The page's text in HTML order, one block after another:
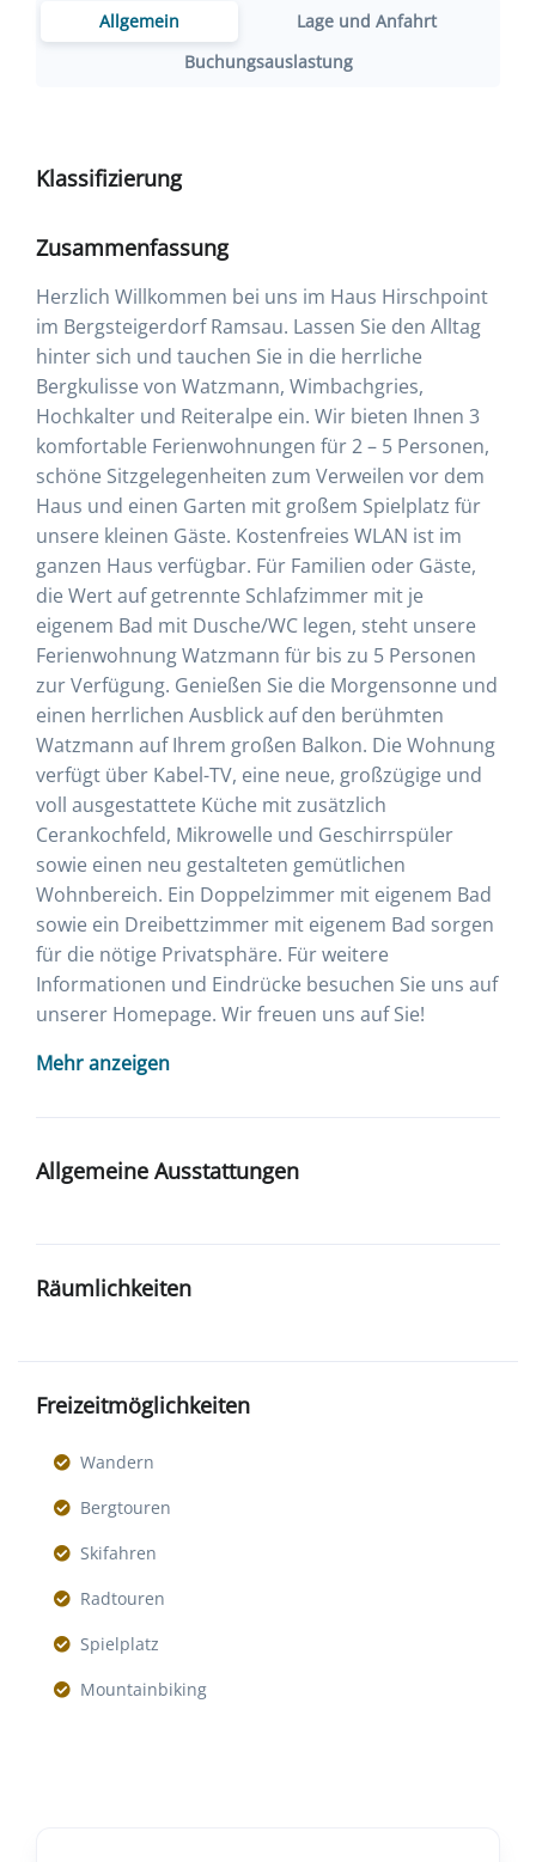
Allgemein
Lage und Anfahrt
Buchungsauslastung
Klassifizierung
Zusammenfassung
Herzlich Willkommen bei uns im Haus Hirschpoint
im Bergsteigerdorf Ramsau. Lassen Sie den Alltag
hinter sich und tauchen Sie in die herrliche
Bergkulisse von Watzmann, Wimbachgries,
Hochkalter und Reiteralpe ein. Wir bieten Ihnen 3
komfortable Ferienwohnungen für 2 – 5 Personen,
schöne Sitzgelegenheiten zum Verweilen vor dem
Haus und einen Garten mit großem Spielplatz für
unsere kleinen Gäste. Kostenfreies WLAN ist im
ganzen Haus verfügbar. Für Familien oder Gäste,
die Wert auf getrennte Schlafzimmer mit je
eigenem Bad mit Dusche/WC legen, steht unsere
Ferienwohnung Watzmann für bis zu 5 Personen
zur Verfügung. Genießen Sie die Morgensonne und
einen herrlichen Ausblick auf den berühmten
Watzmann auf Ihrem großen Balkon. Die Wohnung
verfügt über Kabel-TV, eine neue, großzügige und
voll ausgestattete Küche mit zusätzlich
Cerankochfeld, Mikrowelle und Geschirrspüler
sowie einen neu gestalteten gemütlichen
Wohnbereich. Ein Doppelzimmer mit eigenem Bad
sowie ein Dreibettzimmer mit eigenem Bad sorgen
für die nötige Privatsphäre. Für weitere
Informationen und Eindrücke besuchen Sie uns auf
unserer Homepage. Wir freuen uns auf Sie!
Mehr anzeigen
Allgemeine Ausstattungen
Räumlichkeiten
Freizeitmöglichkeiten
Wandern
Bergtouren
Skifahren
Radtouren
Spielplatz
Mountainbiking